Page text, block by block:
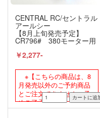
CENTRAL RC/セントラル
アールシー
【8月上旬発売予定】
CR796# 380モーター用
ファン付アルミモーター
ヒートシンク 【ダブル/ブ
￥2,277-
※【こちらの商品は、8
月発売以外のご予約商品
とご注文できません。予
めご了承下さい。】